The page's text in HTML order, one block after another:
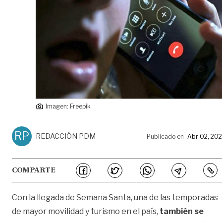
Imagen: Freepik
RP REDACCIÓN PDM Publicado en Abr 02,
COMPARTE
Con la llegada de Semana Santa, una de las temporadas
de mayor movilidad y turismo en el país, también se